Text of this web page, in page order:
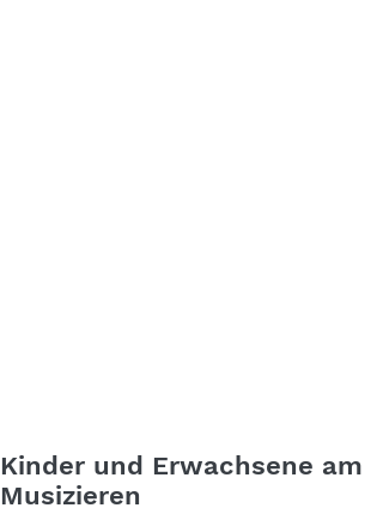
Kinder und Erwachsene am
Musizieren